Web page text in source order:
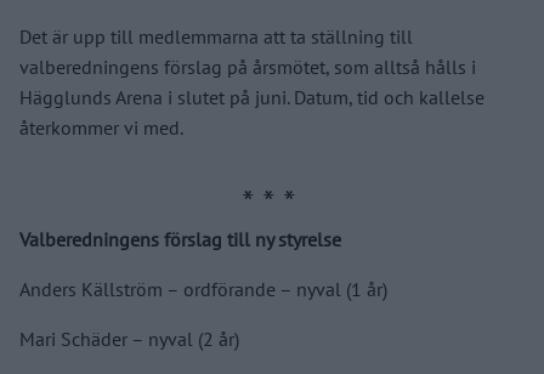
Det är upp till medlemmarna att ta ställning till
valberedningens förslag på årsmötet, som alltså hålls i
Hägglunds Arena i slutet på juni. Datum, tid och kallelse
återkommer vi med.
Valberedningens förslag till ny styrelse
Anders Källström – ordförande – nyval (1 år)
Mari Schäder – nyval (2 år)